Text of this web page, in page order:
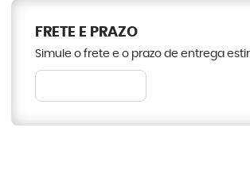
FRETE E PRAZO
Simule o frete e o prazo de entrega